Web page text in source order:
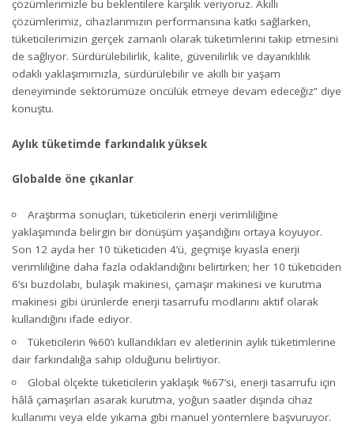
çözümlerimizle bu beklentilere karşılık veriyoruz. Akıllı
çözümlerimiz, cihazlarımızın performansına katkı sağlarken,
tüketicilerimizin gerçek zamanlı olarak tüketimlerini takip etmesini
de sağlıyor. Sürdürülebilirlik, kalite, güvenilirlik ve dayanıklılık
odaklı yaklaşımımızla, sürdürülebilir ve akıllı bir yaşam
deneyiminde sektörümüze öncülük etmeye devam edeceğiz” diye
konuştu.
Aylık tüketimde farkındalık yüksek
Globalde öne çıkanlar
Araştırma sonuçları, tüketicilerin enerji verimliliğine
yaklaşımında belirgin bir dönüşüm yaşandığını ortaya koyuyor.
Son 12 ayda her 10 tüketiciden 4’ü, geçmişe kıyasla enerji
verimliliğine daha fazla odaklandığını belirtirken; her 10 tüketiciden
6’sı buzdolabı, bulaşık makinesi, çamaşır makinesi ve kurutma
makinesi gibi ürünlerde enerji tasarrufu modlarını aktif olarak
kullandığını ifade ediyor.
Tüketicilerin %60’ı kullandıkları ev aletlerinin aylık tüketimlerine
dair farkındalığa sahip olduğunu belirtiyor.
Global ölçekte tüketicilerin yaklaşık %67’si, enerji tasarrufu için
hâlâ çamaşırları asarak kurutma, yoğun saatler dışında cihaz
kullanımı veya elde yıkama gibi manuel yöntemlere başvuruyor.